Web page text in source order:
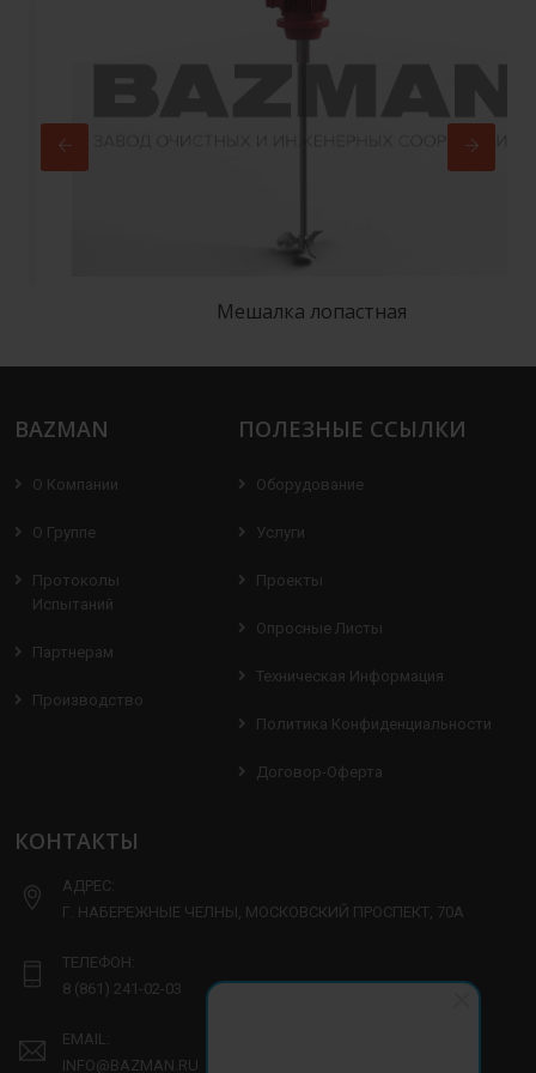
Мешалка лопастная
BAZMAN
О Компании
О Группе
Протоколы
Испытаний
Партнерам
Производство
ПОЛЕЗНЫЕ ССЫЛКИ
Оборудование
Услуги
Проекты
Опросные Листы
Техническая Информация
Политика Конфиденциальности
Договор-Оферта
КОНТАКТЫ
АДРЕС:
Г. НАБЕРЕЖНЫЕ ЧЕЛНЫ, МОСКОВСКИЙ ПРОСПЕКТ, 70А
ТЕЛЕФОН:
8 (861) 241-02-03
EMAIL:
INFO@BAZMAN.RU